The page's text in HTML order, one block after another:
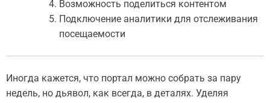
Возможность поделиться контентом
Подключение аналитики для отслеживания
посещаемости
Иногда кажется, что портал можно собрать за пару
недель, но дьявол, как всегда, в деталях. Уделяя